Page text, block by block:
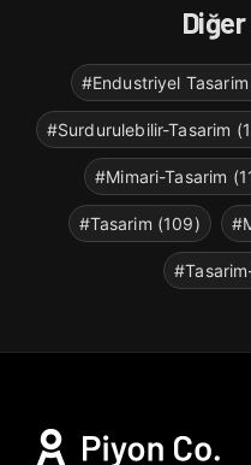
#Endustriyel
#Surdurulebilir-Tasarim
#Mimari-Tasarim
#Tasarim (109)